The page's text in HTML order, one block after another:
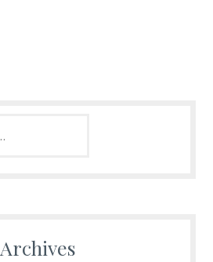
Archives